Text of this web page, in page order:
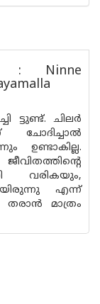
: Ninne
ട്ടുണ്ട്. ചിലർ
ഉണ്ടാകില്ല.
വരികയും,
എന്ന്
മാത്രം